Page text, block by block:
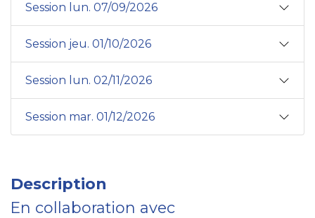
Session lun. 07/09/2026
Session jeu. 01/10/2026
Session lun. 02/11/2026
Session mar. 01/12/2026
Description
En collaboration avec